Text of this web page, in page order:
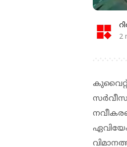
2
കുവൈറ്റ്